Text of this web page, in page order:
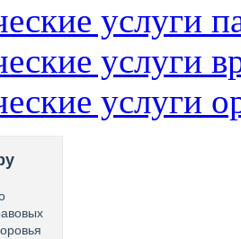
услуги
услуги
услуги